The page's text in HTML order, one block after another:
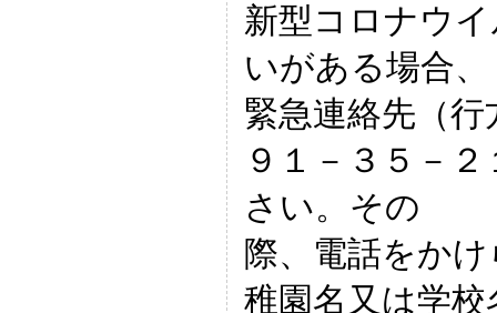
新型コロナウ
いがある場合、
緊急連絡先（
９１－３５－
さい。その
際、電話をか
稚園名又は学